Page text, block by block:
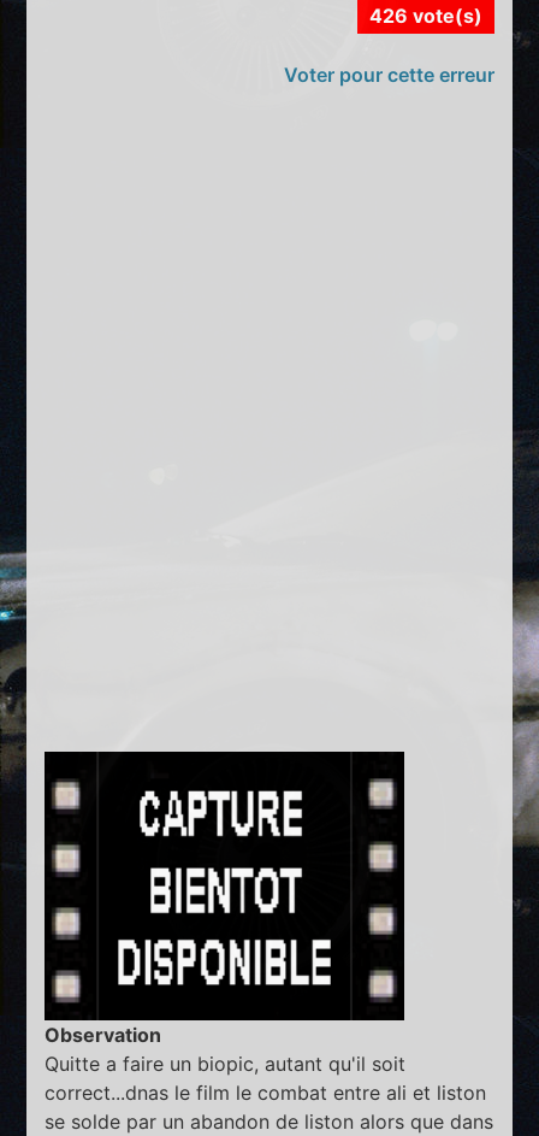
426 vote(s)
Voter pour cette erreur
Observation
Quitte a faire un biopic, autant qu'il soit
correct...dnas le film le combat entre ali et liston
se solde par un abandon de liston alors que dans